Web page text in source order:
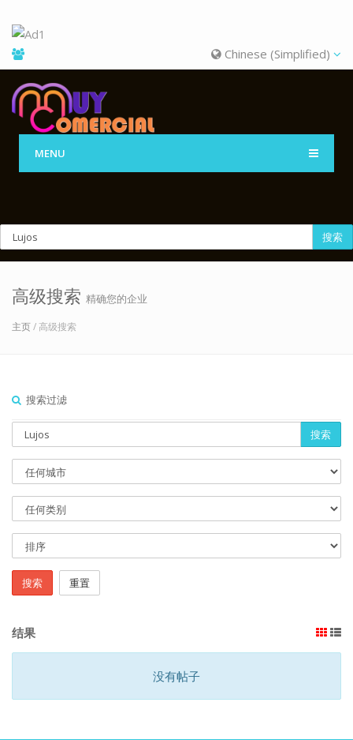
Chinese (Simplified)
MENU
搜索
高级搜索 精确您的企业
主页/ 高级搜索
搜索过滤
搜索
搜索 重置
结果
没有帖子